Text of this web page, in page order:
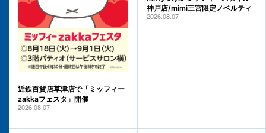
近鉄百貨店草津店で「ミッフィー
zakkaフェスタ」開催
2026.08.07
神戸店/mimi三宮限定ノベルティ
2026.08.07